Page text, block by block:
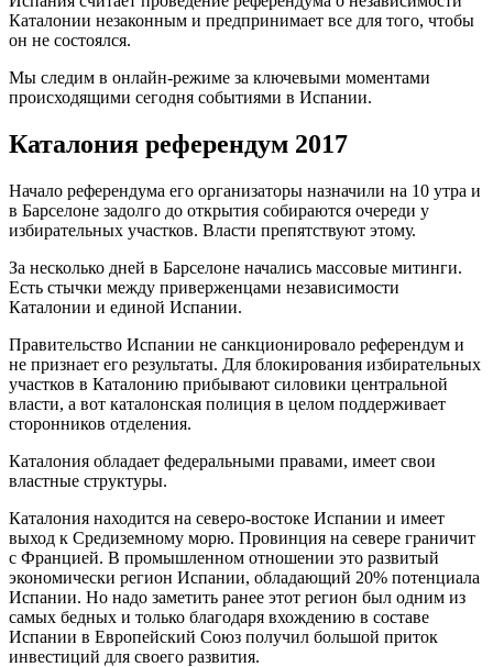
Каталонии незаконным и предпринимает все для того, чтобы
он не состоялся.
Мы следим в онлайн-режиме за ключевыми моментами
происходящими сегодня событиями в Испании.
Каталония референдум 2017
Начало референдума его организаторы назначили на 10 утра и
в Барселоне задолго до открытия собираются очереди у
избирательных участков. Власти препятствуют этому.
За несколько дней в Барселоне начались массовые митинги.
Есть стычки между приверженцами независимости
Каталонии и единой Испании.
Правительство Испании не санкционировало референдум и
не признает его результаты. Для блокирования избирательных
участков в Каталонию прибывают силовики центральной
власти, а вот каталонская полиция в целом поддерживает
сторонников отделения.
Каталония обладает федеральными правами, имеет свои
властные структуры.
Каталония находится на северо-востоке Испании и имеет
выход к Средиземному морю. Провинция на севере граничит
с Францией. В промышленном отношении это развитый
экономически регион Испании, обладающий 20% потенциала
Испании. Но надо заметить ранее этот регион был одним из
самых бедных и только благодаря вхождению в составе
Испании в Европейский Союз получил большой приток
инвестиций для своего развития.